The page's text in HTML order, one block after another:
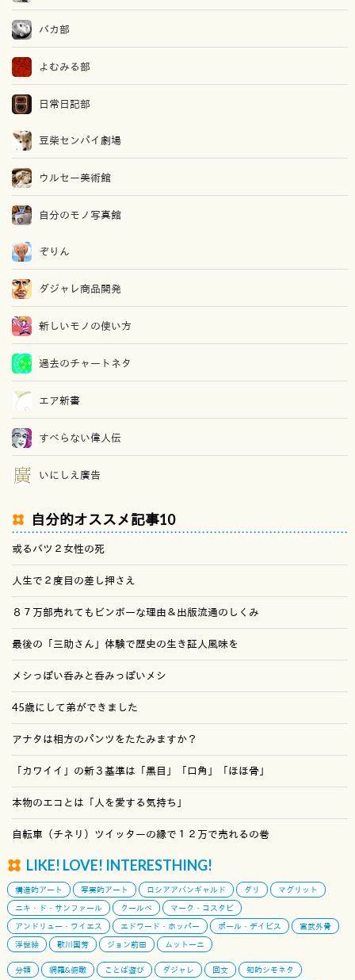
バカ部
よむみる部
日常日記部
豆柴センパイ劇場
ウルセー美術館
自分のモノ写真館
ぞりん
ダジャレ商品開発
新しいモノの使い方
過去のチャートネタ
エア新書
すべらない偉人伝
いにしえ廣告
自分的オススメ記事10
或るバツ２女性の死
人生で２度目の差し押さえ
８７万部売れてもビンボーな理由＆出版流通のしくみ
最後の「三助さん」体験で歴史の生き証人風味を
メシっぽい呑みと呑みっぽいメシ
45歳にして弟ができました
アナタは相方のパンツをたたみますか？
「カワイイ」の新３基準は「黒目」「口角」「ほほ骨」
本物のエコとは「人を愛する気持ち」
自転車（チネリ）ツイッターの縁で１２万で売れるの巻
LIKE! LOVE! INTERESTHING!
構造的アート 写実的アート ロシアアバンギャルド ダリ
マグリット
ニキ・ド・サンファール
クールベ
マーク・コスタビ
アンドリュー・ワイエス
エドワード・ホッパー ポール・デイビス
宮武外骨
浮世絵
歌川国芳 ジョン前田 ムットーニ
分類 網羅&俯瞰 ことば遊び ダジャレ 回文
知的シモネタ